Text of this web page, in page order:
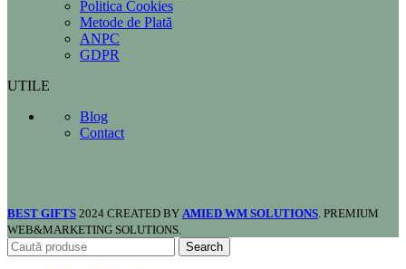
Politica Cookies
Metode de Plată
ANPC
GDPR
UTILE
Blog
Contact
BEST GIFTS 2024 CREATED BY AMIED WM SOLUTIONS . PREMIUM
WEB&MARKETING SOLUTIONS.
Search